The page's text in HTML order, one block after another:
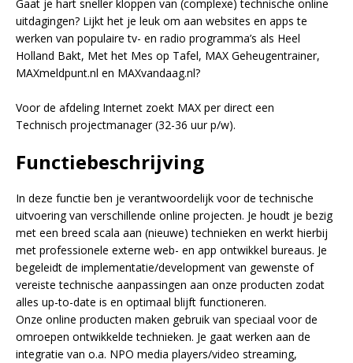
Gaat je hart sneller kloppen van (complexe) technische online
uitdagingen? Lijkt het je leuk om aan websites en apps te
werken van populaire tv- en radio programma’s als Heel
Holland Bakt, Met het Mes op Tafel, MAX Geheugentrainer,
MAXmeldpunt.nl en MAXvandaag.nl?
Voor de afdeling Internet zoekt MAX per direct een
Technisch projectmanager (32-36 uur p/w).
Functiebeschrijving
In deze functie ben je verantwoordelijk voor de technische
uitvoering van verschillende online projecten. Je houdt je bezig
met een breed scala aan (nieuwe) technieken en werkt hierbij
met professionele externe web- en app ontwikkel bureaus. Je
begeleidt de implementatie/development van gewenste of
vereiste technische aanpassingen aan onze producten zodat
alles up-to-date is en optimaal blijft functioneren.
Onze online producten maken gebruik van speciaal voor de
omroepen ontwikkelde technieken. Je gaat werken aan de
integratie van o.a. NPO media players/video streaming,